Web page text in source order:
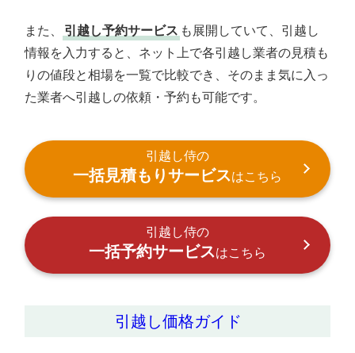
また、 引越し予約サービス も展開していて、引越し
情報を入力すると、ネット上で各引越し業者の見積も
りの値段と相場を一覧で比較でき、そのまま気に入っ
た業者へ引越しの依頼・予約も可能です。
引越し侍の
一括見積もりサービスはこちら
引越し侍の
一括予約サービスはこちら
引越し価格ガイド